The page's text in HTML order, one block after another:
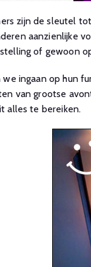
zijn de sleutel
aanzienlijke
of gewoon
ingaan op hun
van grootse
alles te bereiken.